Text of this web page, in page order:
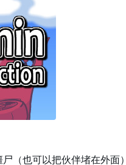
（也可以把伙伴堵在外面）